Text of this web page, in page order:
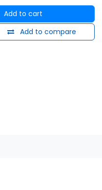
Add to cart
Add to compare